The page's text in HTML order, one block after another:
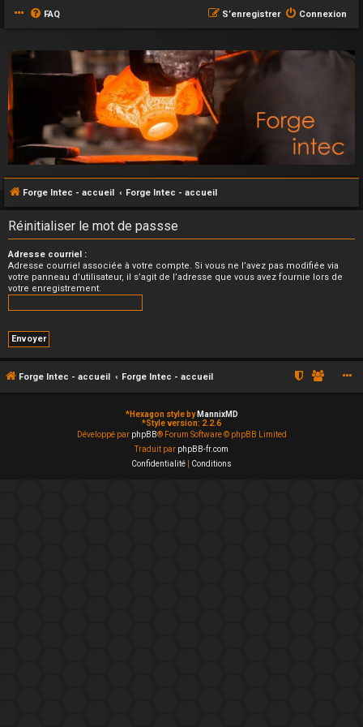
FAQ Connexion
S’enregistrer
Forge Intec - accueil Forge Intec - accueil
Réinitialiser le mot de passse
Adresse courriel :
Adresse courriel associée à votre compte. Si vous ne l’avez pas modifiée via
votre panneau d’utilisateur, il s’agit de l’adresse que vous avez fournie lors de
votre enregistrement.
Forge Intec - accueil Forge Intec - accueil
*Hexagon style by MannixMD
*Style version: 2.2.6
Développé par phpBB® Forum Software © phpBB Limited
Traduit par phpBB-fr.com
Confidentialité
Conditions